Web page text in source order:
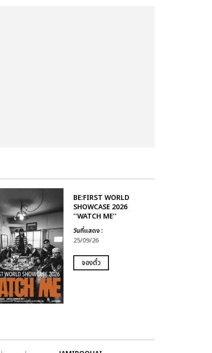
BE:FIRST WORLD
SHOWCASE 2026
''WATCH ME''
วันที่แสดง :
25/09/26
จองตั๋ว